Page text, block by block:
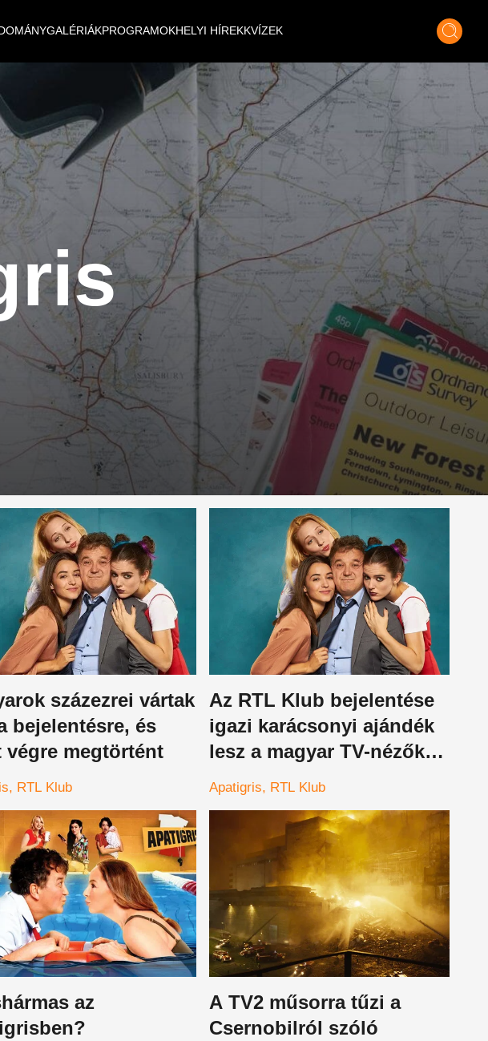
GALÉRIÁKPROGRAMOKHELYI HÍREKKVÍZEK
százezrei vártak
bejelentésre, és
végre megtörtént
RTL Klub
Az RTL Klub bejelentése
igazi karácsonyi ajándék
lesz a magyar TV-nézők
számára
Apatigris RTL Klub
az
A TV2 műsorra tűzi a
Csernobilról szóló